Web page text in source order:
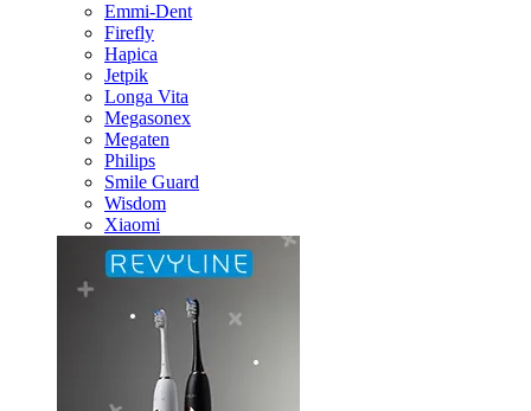
Emmi-Dent
Firefly
Hapica
Jetpik
Longa Vita
Megasonex
Megaten
Philips
Smile Guard
Wisdom
Xiaomi